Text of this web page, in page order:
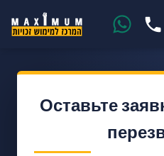
Оставьте